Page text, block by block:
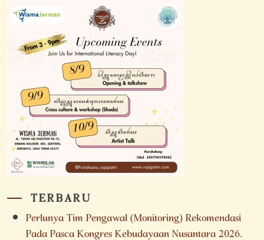
TERBARU
Perlunya Tim Pengawal (Monitoring) Rekomendasi
Pada Pasca Kongres Kebudayaan Nusantara 2026.